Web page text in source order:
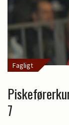
Fagligt
7